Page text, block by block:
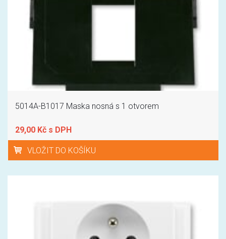
5014A-B1017 Maska nosná s 1 otvorem
29,00 Kč s DPH
VLOŽIT DO KOŠÍKU